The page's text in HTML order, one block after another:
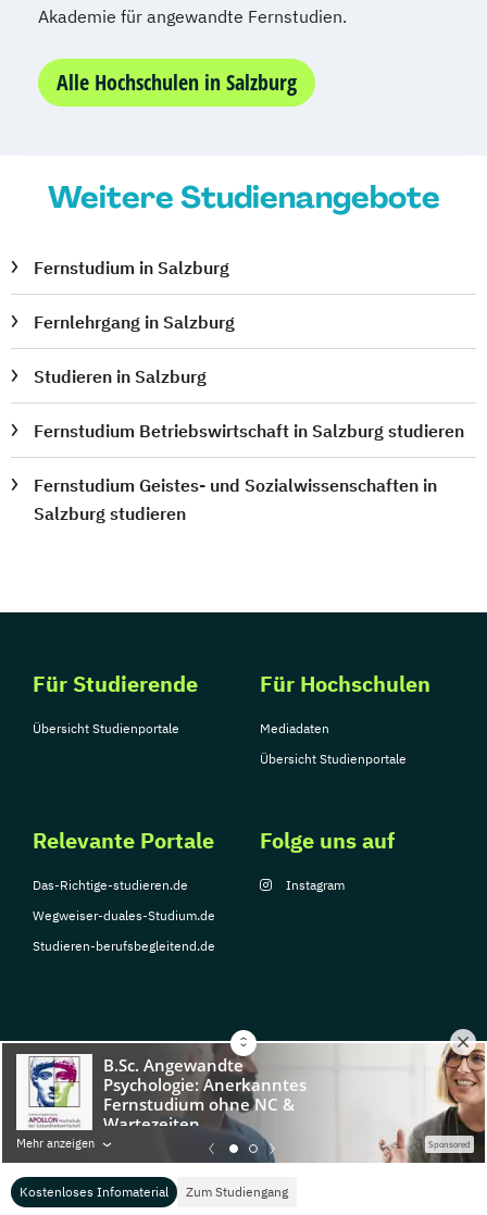
Kostenloses Infomaterial Zum Studiengang
Mehr anzeigen Sponsored
Akademie für angewandte Fernstudien.
Alle Hochschulen in Salzburg
Weitere Studienangebote
Fernstudium in Salzburg
Fernlehrgang in Salzburg
Studieren in Salzburg
Fernstudium Betriebswirtschaft in Salzburg studieren
Fernstudium Geistes- und Sozialwissenschaften in
Salzburg studieren
Für Studierende
Übersicht Studienportale
Für Hochschulen
Mediadaten
Übersicht Studienportale
Relevante Portale
Das-Richtige-studieren.de
Wegweiser-duales-Studium.de
Studieren-berufsbegleitend.de
Folge uns auf
Instagram
© Copyright 2026, TarGroup Media GmbH
Impressum
Über
uns
Datenschutzerklärung Nutzungsbedingungen